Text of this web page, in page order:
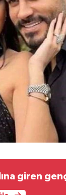
giren